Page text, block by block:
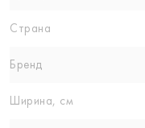
Страна
Бренд
Ширина, см